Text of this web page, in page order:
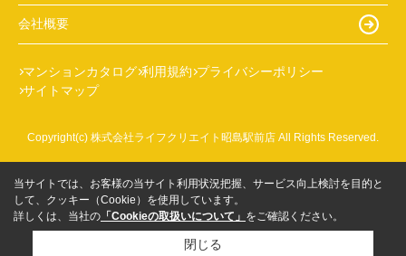
会社概要
マンションカタログ 利用規約 プライバシーポリシー
サイトマップ
Copyright(c) 株式会社ライフクリエイト昭島駅前店 All Rights Reserved.
当サイトでは、お客様の当サイト利用状況把握、サービス向上検討を目的と
して、クッキー（Cookie）を使用しています。
詳しくは、当社の 「Cookieの取扱いについて」 をご確認ください。
閉じる